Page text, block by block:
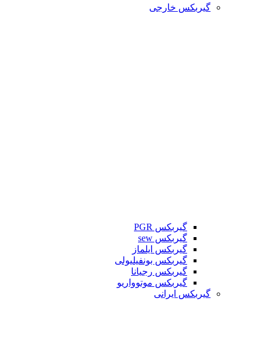
گیربکس خارجی
گیربکس PGR
گیربکس sew
گیربکس ایلماز
گیربکس بونفیلیولی
گیربکس رجیانا
گیربکس موتوواریو
گیربکس ایرانی